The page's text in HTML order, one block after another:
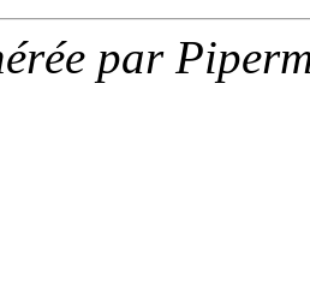
par